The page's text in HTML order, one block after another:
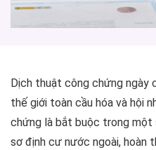
Dịch thuật công chứng ngày
thế giới toàn cầu hóa và hội
chứng là bắt buộc trong một
sơ định cư nước ngoài, hoàn